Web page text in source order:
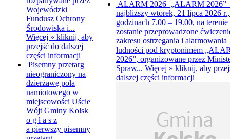
Wojewódzki
Fundusz Ochrony
Środowiska i...
Więcej » kliknij, aby
przejść do dalszej
części informacji
Pisemny przetarg
nieograniczony na
dzierżawę pola
namiotowego w
miejscowości Uście
Wójt Gminy Kolsk
o g ł a s z
a pierwszy pisemny
ALARM 2026 „ALARM 2026”
najbliższy wtorek, 21 lipca 2026
godzinach 7.00 – 19.00, na
zostanie przeprowadzone
zakresu ostrzegania i alarmowania
ludności pod kryptonimem
2026”, organizowane przez
Spraw... Więcej » kliknij, aby
dalszej części informacji